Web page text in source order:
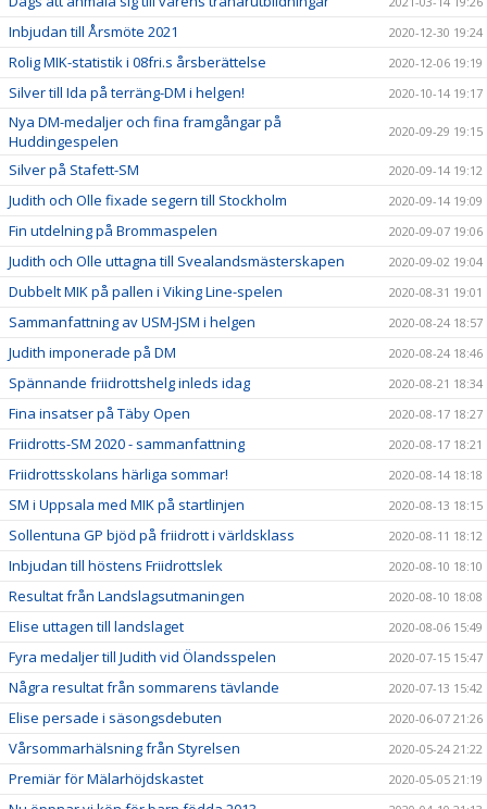
Inbjudan till Årsmöte 2021 2020-12-30 19:24
Rolig MIK-statistik i 08fri.s årsberättelse 2020-12-06 19:19
Silver till Ida på terräng-DM i helgen! 2020-10-14 19:17
Nya DM-medaljer och fina framgångar på
Huddingespelen
2020-09-29 19:15
Silver på Stafett-SM 2020-09-14 19:12
Judith och Olle fixade segern till Stockholm 2020-09-14 19:09
Fin utdelning på Brommaspelen 2020-09-07 19:06
Judith och Olle uttagna till Svealandsmästerskapen 2020-09-02 19:04
Dubbelt MIK på pallen i Viking Line-spelen 2020-08-31 19:01
Sammanfattning av USM-JSM i helgen 2020-08-24 18:57
Judith imponerade på DM 2020-08-24 18:46
Spännande friidrottshelg inleds idag 2020-08-21 18:34
Fina insatser på Täby Open 2020-08-17 18:27
Friidrotts-SM 2020 - sammanfattning 2020-08-17 18:21
Friidrottsskolans härliga sommar! 2020-08-14 18:18
SM i Uppsala med MIK på startlinjen 2020-08-13 18:15
Sollentuna GP bjöd på friidrott i världsklass 2020-08-11 18:12
Inbjudan till höstens Friidrottslek 2020-08-10 18:10
Resultat från Landslagsutmaningen 2020-08-10 18:08
Elise uttagen till landslaget 2020-08-06 15:49
Fyra medaljer till Judith vid Ölandsspelen 2020-07-15 15:47
Några resultat från sommarens tävlande 2020-07-13 15:42
Elise persade i säsongsdebuten 2020-06-07 21:26
Vårsommarhälsning från Styrelsen 2020-05-24 21:22
Premiär för Mälarhöjdskastet 2020-05-05 21:19